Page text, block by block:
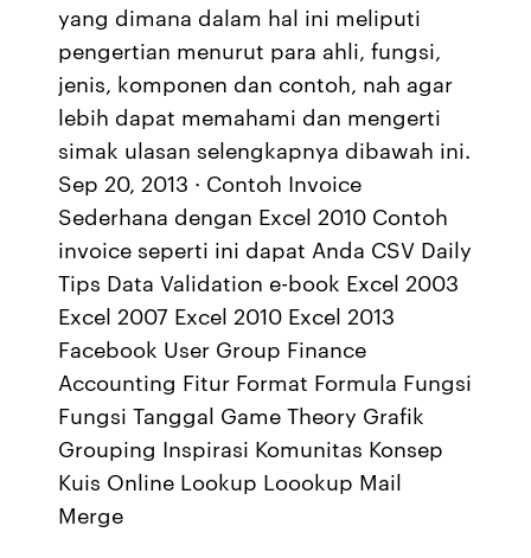
yang dimana dalam hal ini meliputi
pengertian menurut para ahli, fungsi,
jenis, komponen dan contoh, nah agar
lebih dapat memahami dan mengerti
simak ulasan selengkapnya dibawah ini.
Sep 20, 2013 · Contoh Invoice
Sederhana dengan Excel 2010 Contoh
invoice seperti ini dapat Anda CSV Daily
Tips Data Validation e-book Excel 2003
Excel 2007 Excel 2010 Excel 2013
Facebook User Group Finance
Accounting Fitur Format Formula Fungsi
Fungsi Tanggal Game Theory Grafik
Grouping Inspirasi Komunitas Konsep
Kuis Online Lookup Loookup Mail
Merge